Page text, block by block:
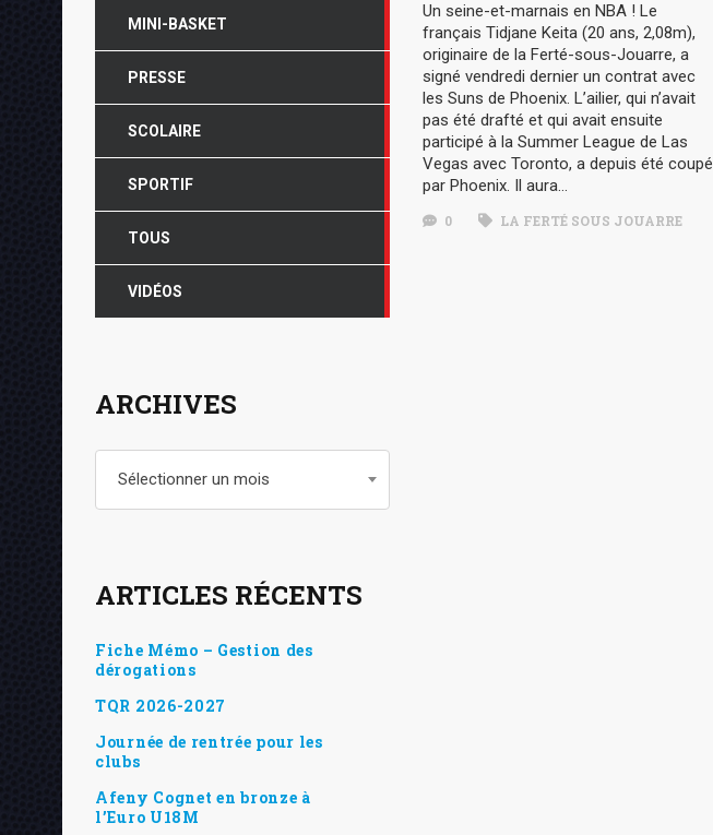
Un seine-et-marnais en NBA ! Le
français Tidjane Keita (20 ans, 2,08m),
originaire de la Ferté-sous-Jouarre, a
signé vendredi dernier un contrat avec
les Suns de Phoenix. L’ailier, qui n’avait
pas été drafté et qui avait ensuite
participé à la Summer League de Las
Vegas avec Toronto, a depuis été coupé
par Phoenix. Il aura…
0 LA FERTÉ SOUS JOUARRE
MINI-BASKET
PRESSE
SCOLAIRE
SPORTIF
TOUS
VIDÉOS
ARCHIVES
Sélectionner un mois
ARTICLES RÉCENTS
Fiche Mémo – Gestion des
dérogations
TQR 2026-2027
Journée de rentrée pour les
clubs
Afeny Cognet en bronze à
l’Euro U18M